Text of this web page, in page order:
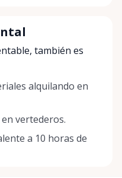
también es
alquilando en
vertederos.
a 10 horas de